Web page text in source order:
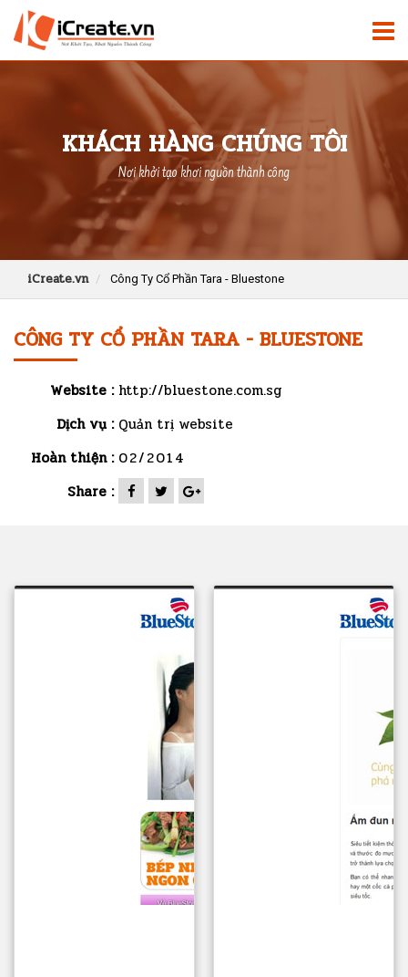
KHÁCH HÀNG CHÚNG TÔI
Nơi khởi tạo khơi nguồn thành công
iCreate.vn Công Ty Cổ Phần Tara - Bluestone
CÔNG TY CỔ PHẦN TARA - BLUESTONE
Website : http://bluestone.com.sg
Dịch vụ : Quản trị website
Hoàn thiện : 02/2014
Share :